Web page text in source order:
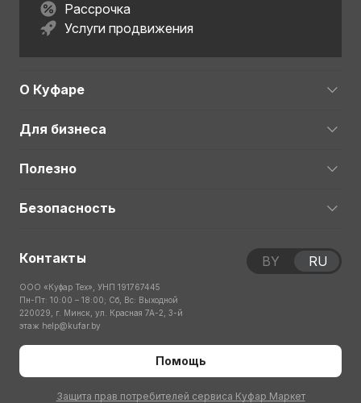
Рассрочка
Услуги продвижения
О Куфаре
Для бизнеса
Полезно
Безопасность
Контакты
ООО «Куфар Тех», УНП 191767445
Пн-Пт: 10:00 – 18:00; Сб, Вс: Выходной
220029, г. Минск, ул. Красная 7А-2, 3-й
этаж help@kufar.by
Помощь
Защита прав потребителей сервиса Куфар Маркет
BY RU